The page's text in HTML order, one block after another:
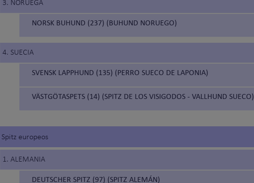
3. NORUEGA
NORSK BUHUND (237) (BUHUND NORUEGO)
4. SUECIA
SVENSK LAPPHUND (135) (PERRO SUECO DE LAPONIA)
VÄSTGÖTASPETS (14) (SPITZ DE LOS VISIGODOS - VALLHUND SUECO)
Spitz europeos
1. ALEMANIA
DEUTSCHER SPITZ (97) (SPITZ ALEMÁN)